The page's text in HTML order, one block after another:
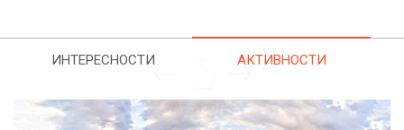
ИНТЕРЕСНОСТИ АКТИВНОСТИ